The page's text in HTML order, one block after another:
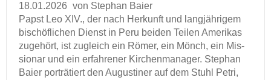
18.01.2026 von Ste­phan Baier
Papst Leo XIV., der nach Her­kunft und lang­jäh­ri­gem
bi­schöf­li­chen Dienst in Peru bei­den Tei­len Ame­ri­kas
zu­ge­hört, ist zu­gleich ein Römer, ein Mönch, ein Mis­
sio­nar und ein er­fah­re­ner Kir­chen­ma­na­ger. Ste­phan
Baier por­trä­tiert den Au­gus­ti­ner auf dem Stuhl Petri,